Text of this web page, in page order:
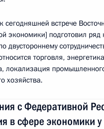
сегодняшней встрече
экономики] подготовил ряд
двустороннему
торговля,
локализация
хозяйства.
с Федеративной
в сфере экономики у